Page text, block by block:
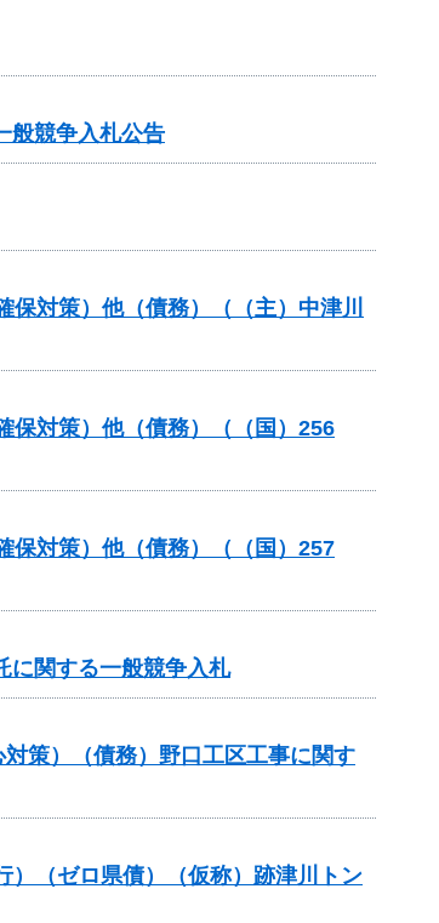
般競争入札公告
対策）他（債務）（（主）中津川
保対策）他（債務）（（国）256
保対策）他（債務）（（国）257
関する一般競争入札
策）（債務）野口工区工事に関す
（ゼロ県債）（仮称）跡津川トン